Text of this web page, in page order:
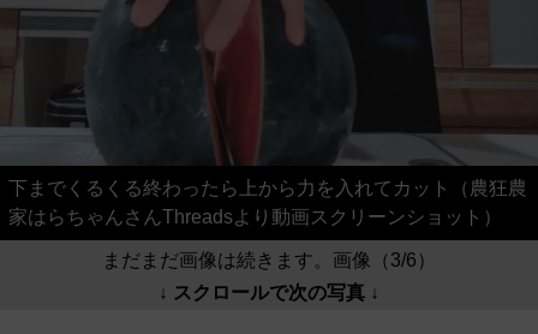
下までくるくる終わったら上から力を入れてカット（農狂農
家はらちゃんさんThreadsより動画スクリーンショット）
まだまだ画像は続きます。画像（3/6）
↓ スクロールで次の写真 ↓